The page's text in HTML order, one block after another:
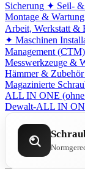
Sicherung ✦ Seil- &
Montage & Wartung
Arbeit, Werkstatt &
✦ Maschinen
Management (CTM)
Messwerkzeuge &
Hämmer & Zubehör
Magazinierte
ALL IN ONE
Dewalt-ALL IN